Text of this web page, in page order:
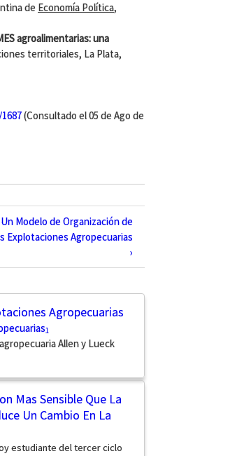
de Economía Política,
agroalimentarias: una
territoriales, La Plata,
(Consultado el 05 de Ago de
Un Modelo de Organización de
Explotaciones Agropecuarias
›
Agropecuarias
1
Allen y Lueck
Mas Sensible Que La
Un Cambio En La
estudiante del tercer ciclo